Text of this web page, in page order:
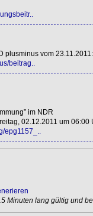
plusminus vom 23.11.2011:
beitrag..
im NDR
02.12.2011 um 06:00
Minuten lang gültig und